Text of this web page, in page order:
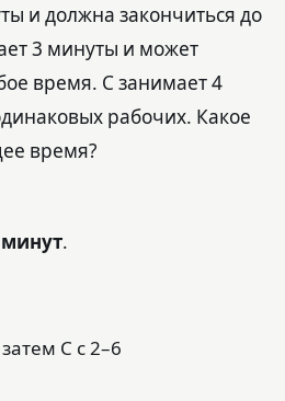
и должна закончиться до
3 минуты и может
время. C занимает 4
рабочих. Какое
время?
.
C с 2–6